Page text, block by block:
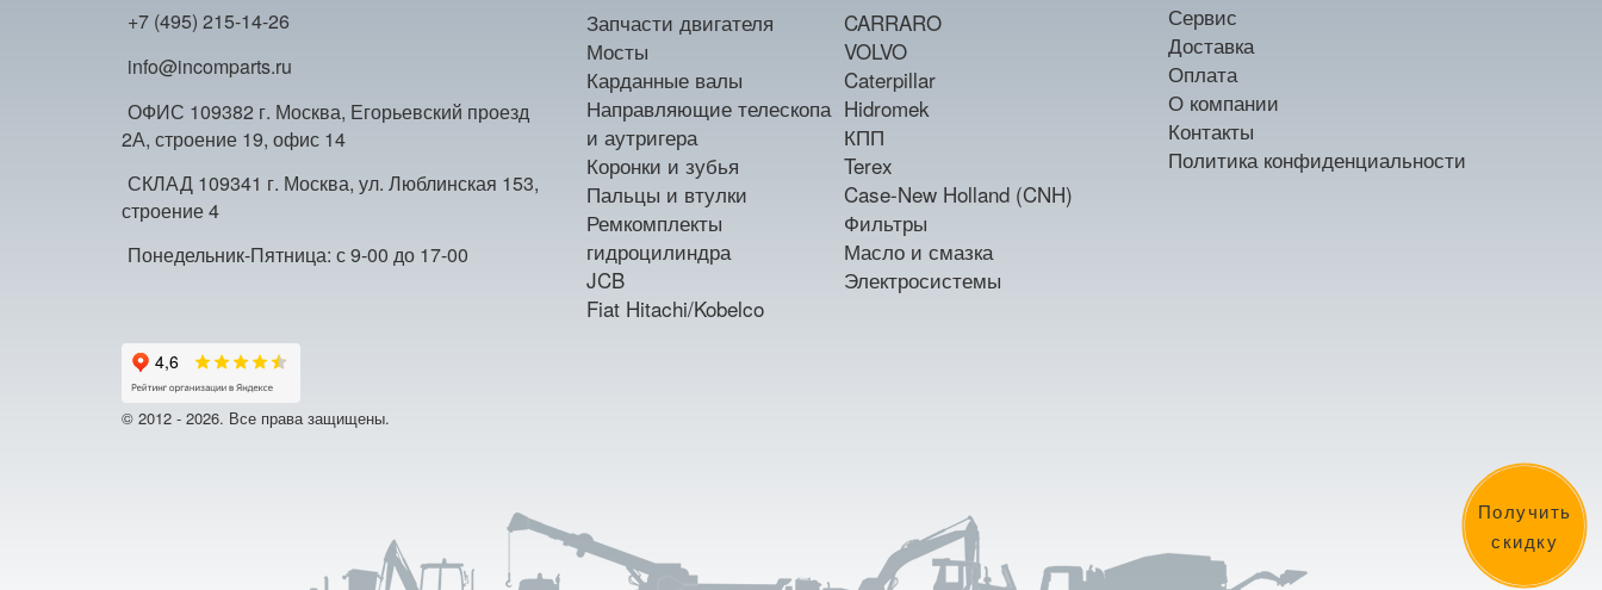
Получить
скидку
+7 (495) 215-14-26
info@incomparts.ru
ОФИС 109382 г. Москва, Егорьевский проезд
2А, строение 19, офис 14
СКЛАД 109341 г. Москва, ул. Люблинская 153,
строение 4
Понедельник-Пятница: с 9-00 до 17-00
Запчасти двигателя
Мосты
Карданные валы
Направляющие телескопа
и аутригера
Коронки и зубья
Пальцы и втулки
Ремкомплекты
гидроцилиндра
JCB
Fiat Hitachi/Kobelco
CARRARO
VOLVO
Caterpillar
Hidromek
КПП
Terex
Case-New Holland (CNH)
Фильтры
Масло и смазка
Электросистемы
Сервис
Доставка
Оплата
О компании
Контакты
Политика конфиденциальности
© 2012 - 2026. Все права защищены.